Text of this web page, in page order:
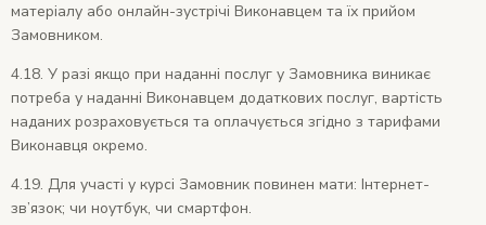
матеріалу або онлайн-зустрічі Виконавцем та їх прийом
Замовником.
4.18. У разі якщо при наданні послуг у Замовника виникає
потреба у наданні Виконавцем додаткових послуг, вартість
наданих розраховується та оплачується згідно з тарифами
Виконавця окремо.
4.19. Для участі у курсі Замовник повинен мати: Інтернет-
зв’язок; чи ноутбук, чи смартфон.